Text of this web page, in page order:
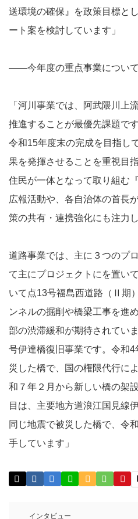
送環境の確保』を政策目標と
ート案を検討しています」
――今年度の重点事業について
「河川事業では、阿武隈川上
推進することが最優先課題で
令和15年度末の完成を目指し
果を発揮させることを重視目
住民が一体となって取り組む
広報活動や、各自治体の首長
策の共有・連携強化にも注力
道路事業では、主に３つのプ
て主にプロジェクトにを置い
いて点13号福島西道路（Ⅱ期
ンネルの掘削や橋梁工事を進
部の渋滞緩和が期待されてい
号伊達橋復旧事業です。令和
災した橋で、国の権限代行に
和７年２月から新しい橋の架
目は、主要地方道浪江国見線
同じ地震で被災した橋で、令
手しています」
インタビュー